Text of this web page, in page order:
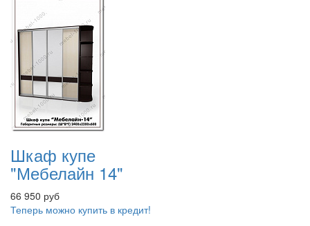
Шкаф купе
"Мебелайн 14"
66 950 руб
Теперь можно купить в кредит!